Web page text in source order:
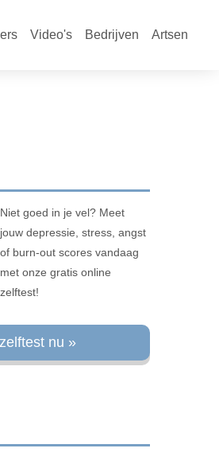
Video's Bedrijven Artsen
Niet goed in je vel? Meet
jouw depressie, stress, angst
of burn-out scores vandaag
met onze gratis online
zelftest!
nu »